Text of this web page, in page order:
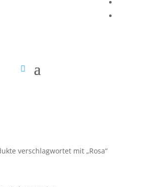
verschlagwortet mit „Rosa“